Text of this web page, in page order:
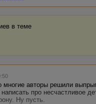
в темe
многие авторы решили
про несчастливое
Ну пусть.